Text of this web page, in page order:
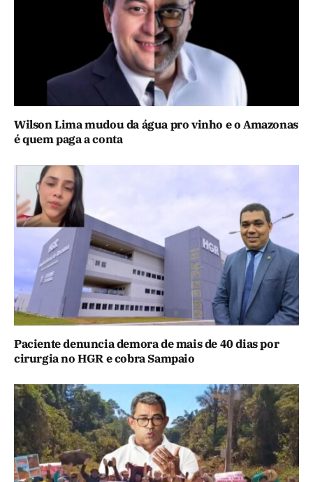
Wilson Lima mudou da água pro vinho e o Amazonas
é quem paga a conta
Paciente denuncia demora de mais de 40 dias por
cirurgia no HGR e cobra Sampaio